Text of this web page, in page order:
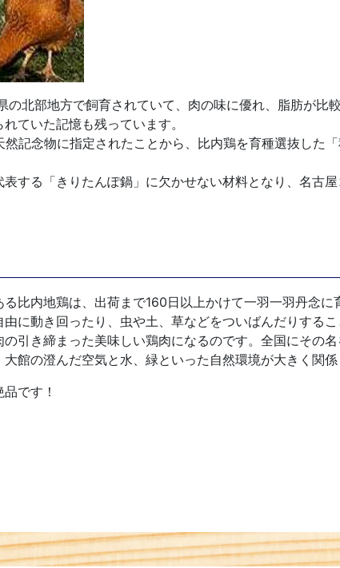
北部地方で飼育されていて、肉の味に優れ、脂肪が比
ていた記憶も残っています。
記念物に指定されたことから、比内鶏を育種選抜した
する「きりたんぽ鍋」に欠かせない材料となり、名古
比内地鶏は、出荷まで160日以上かけて一羽一羽丹念
に動き回ったり、虫や土、草などをついばんだりする
の引き締まった美味しい鶏肉になるのです。全国にその
館の澄んだ空気と水、緑といった自然環境が大きく関係
です！